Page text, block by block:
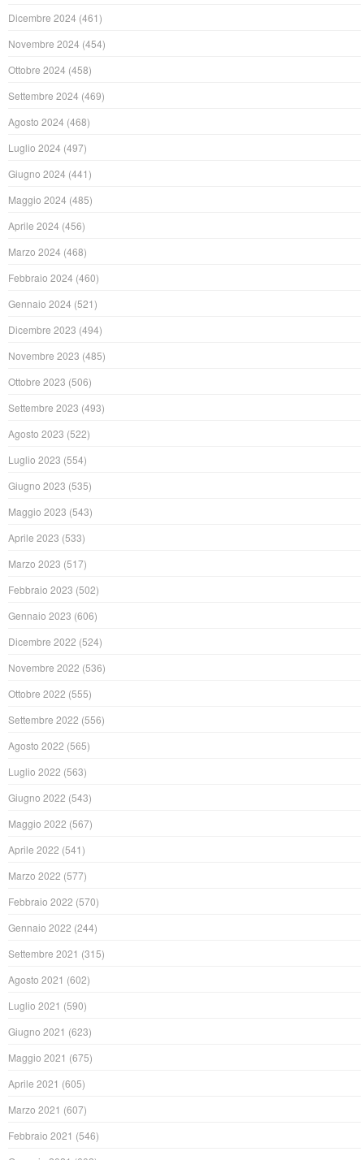
Dicembre 2024 (461)
Novembre 2024 (454)
Ottobre 2024 (458)
Settembre 2024 (469)
Agosto 2024 (468)
Luglio 2024 (497)
Giugno 2024 (441)
Maggio 2024 (485)
Aprile 2024 (456)
Marzo 2024 (468)
Febbraio 2024 (460)
Gennaio 2024 (521)
Dicembre 2023 (494)
Novembre 2023 (485)
Ottobre 2023 (506)
Settembre 2023 (493)
Agosto 2023 (522)
Luglio 2023 (554)
Giugno 2023 (535)
Maggio 2023 (543)
Aprile 2023 (533)
Marzo 2023 (517)
Febbraio 2023 (502)
Gennaio 2023 (606)
Dicembre 2022 (524)
Novembre 2022 (536)
Ottobre 2022 (555)
Settembre 2022 (556)
Agosto 2022 (565)
Luglio 2022 (563)
Giugno 2022 (543)
Maggio 2022 (567)
Aprile 2022 (541)
Marzo 2022 (577)
Febbraio 2022 (570)
Gennaio 2022 (244)
Settembre 2021 (315)
Agosto 2021 (602)
Luglio 2021 (590)
Giugno 2021 (623)
Maggio 2021 (675)
Aprile 2021 (605)
Marzo 2021 (607)
Febbraio 2021 (546)